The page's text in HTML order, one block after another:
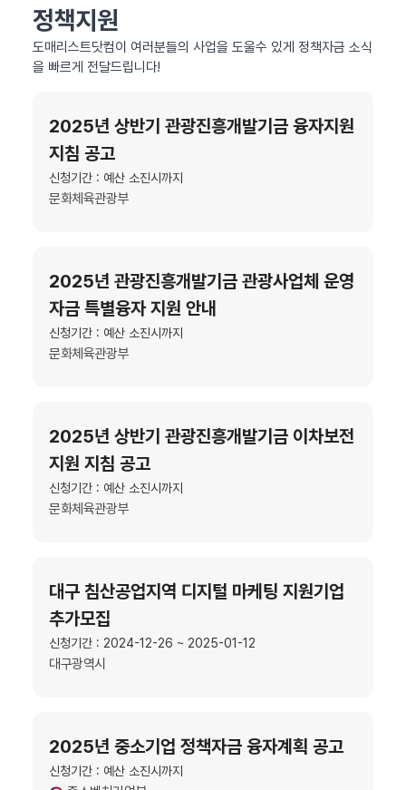
정책지원
도매리스트닷컴이 여러분들의 사업을 도울수 있게 정책자금 소식
을 빠르게 전달드립니다!
2025년 상반기 관광진흥개발기금 융자지원
지침 공고
신청기간 : 예산 소진시까지
문화체육관광부
2025년 관광진흥개발기금 관광사업체 운영
자금 특별융자 지원 안내
신청기간 : 예산 소진시까지
문화체육관광부
2025년 상반기 관광진흥개발기금 이차보전
지원 지침 공고
신청기간 : 예산 소진시까지
문화체육관광부
대구 침산공업지역 디지털 마케팅 지원기업
추가모집
신청기간 : 2024-12-26 ~ 2025-01-12
대구광역시
2025년 중소기업 정책자금 융자계획 공고
신청기간 : 예산 소진시까지